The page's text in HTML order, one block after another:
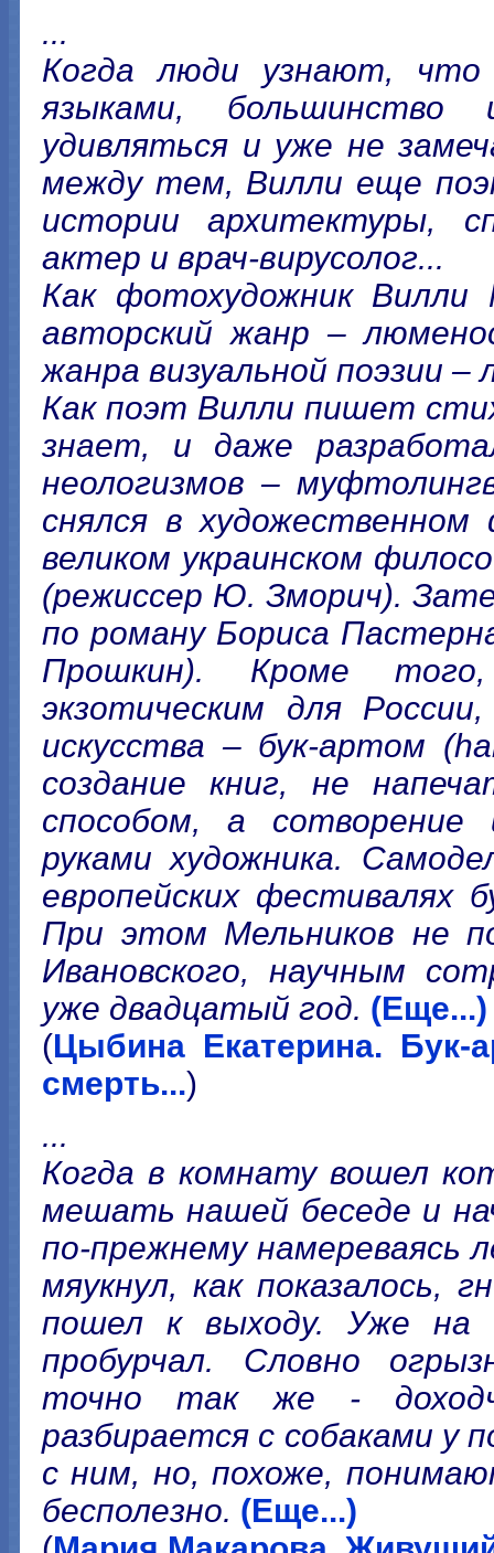
...
Когда люди узнают, что
языками,
удивляться и уже не
между тем, Вилли еще
истории архитектуры,
актер и врач-вирусолог...
Как фотохудожник Вилли
авторский жанр –
жанра визуальной поэзии
Как поэт Вилли пишет
знает, и даже
неологизмов –
снялся в
великом украинском
(режиссер Ю. Зморич).
по роману Бориса
Прошкин). Кроме
экзотическим для
искусства – бук-артом
создание книг, не
способом, а сотворение
руками художника.
европейских фестивалях
При этом Мельников не
Ивановского, научным
уже двадцатый год. (Еще...)
(Цыбина Екатерина. Бук-
смерть...)
...
Когда в комнату вошел
мешать нашей беседе и
по-прежнему намереваясь
мяукнул, как показалось,
пошел к выходу. Уже на
пробурчал. Словно
точно так же -
разбирается с собаками у
с ним, но, похоже,
бесполезно. (Еще...)